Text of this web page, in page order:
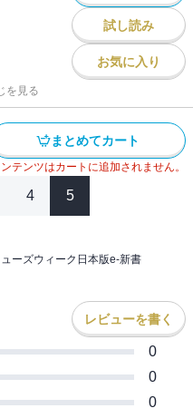
試し読み
お気に入り
を見る
まとめてカート
テンツはカートに追加されません。
4 5
ーズウィーク日本版e-新書
レビューを書く
0
0
0